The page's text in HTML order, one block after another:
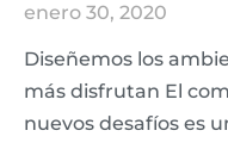
enero 30, 2020
Diseñemos los
más disfrutan El
nuevos desafíos es